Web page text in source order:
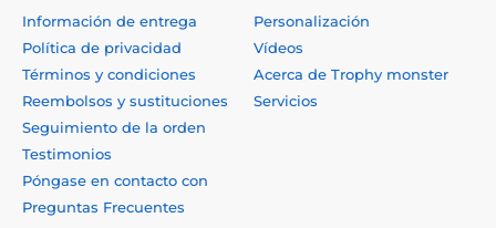
Información de entrega
Política de privacidad
Términos y condiciones
Reembolsos y sustituciones
Seguimiento de la orden
Testimonios
Póngase en contacto con
Preguntas Frecuentes
Personalización
Vídeos
Acerca de Trophy monster
Servicios